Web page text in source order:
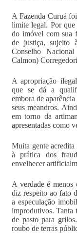
A Fazenda Curuá
limite legal. Por
do imóvel com sua
de justiça, sujeito
Conselho
Calmon)
A apropriação
que se dá a
embora de
seus meandros.
em torno da
apresentadas como
Muita gente acredita
à prática dos
envelhecer
A verdade é menos
diz respeito ao fato
a especulação
improdutivos. Tanta
de pasto para
roubo de terras